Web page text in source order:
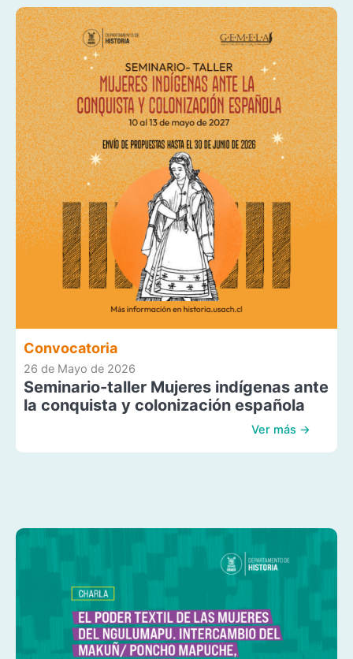
Convocatoria
26 de Mayo de 2026
Seminario-taller Mujeres indígenas ante
la conquista y colonización española
Ver más →